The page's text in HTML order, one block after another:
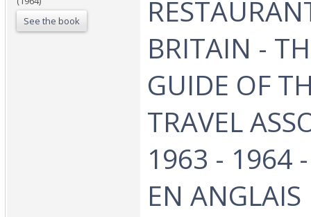
See the book
BRITAIN -
GUIDE OF
TRAVEL
1963 - 1964
EN ANGLAIS‎